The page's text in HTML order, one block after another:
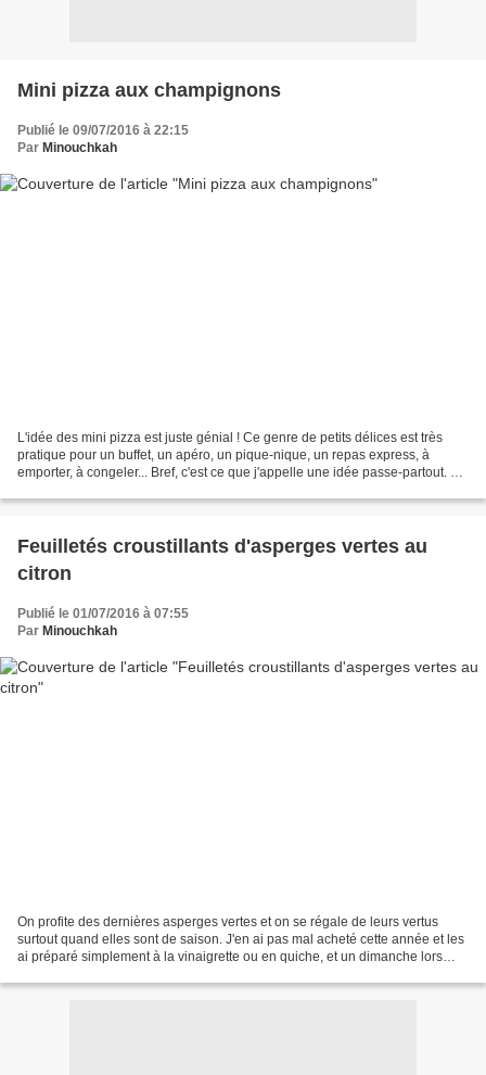
Mini pizza aux champignons
Publié le 09/07/2016 à 22:15
Par Minouchkah
L'idée des mini pizza est juste génial ! Ce genre de petits délices est très
pratique pour un buffet, un apéro, un pique-nique, un repas express, à
emporter, à congeler... Bref, c'est ce que j'appelle une idée passe-partout. Je
Feuilletés croustillants d'asperges vertes au
citron
Publié le 01/07/2016 à 07:55
Par Minouchkah
On profite des dernières asperges vertes et on se régale de leurs vertus
surtout quand elles sont de saison. J'en ai pas mal acheté cette année et les
ai préparé simplement à la vinaigrette ou en quiche, et un dimanche lors